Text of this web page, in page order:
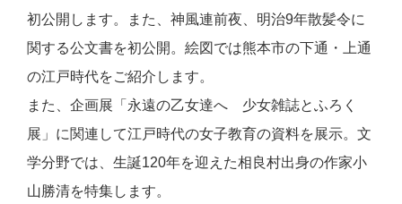
初公開します。また、神風連前夜、明治9年散髪令に
関する公文書を初公開。絵図では熊本市の下通・上通
の江戸時代をご紹介します。
また、企画展「永遠の乙女達へ 少女雑誌とふろく
展」に関連して江戸時代の女子教育の資料を展示。文
学分野では、生誕120年を迎えた相良村出身の作家小
山勝清を特集します。